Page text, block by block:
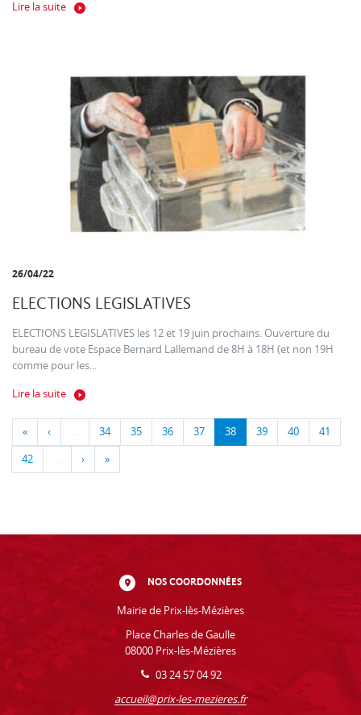
Lire la suite
26/04/22
ELECTIONS LEGISLATIVES
ELECTIONS LEGISLATIVES les 12 et 19 juin prochains. Ouverture du
bureau de vote Espace Bernard Lallemand de 8H à 18H (et non 19H
comme pour les...
Lire la suite
« ‹ … 34 35 36 37 38 39 40 41
42 … › »
NOS COORDONNÉES
Mairie de Prix-lès-Mézières
Place Charles de Gaulle
08000 Prix-lès-Mézières
03 24 57 04 92
accueil@prix-les-mezieres.fr